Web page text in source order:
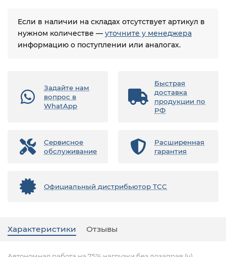
Если в наличии на складах отсутствует артикул в
нужном количестве — уточните у менеджера
информацию о поступлении или аналогах.
Задайте нам
вопрос в
WhatApp
Быстрая
доставка
продукции по
РФ
Сервисное
обслуживание
Расширенная
гарантия
Официальный дистрибьютор ТСС
Характеристики Отзывы